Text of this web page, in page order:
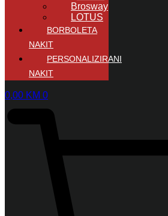
Brosway
LOTUS
BORBOLETA
NAKIT
PERSONALIZIRANI
NAKIT
0,00 KM 0